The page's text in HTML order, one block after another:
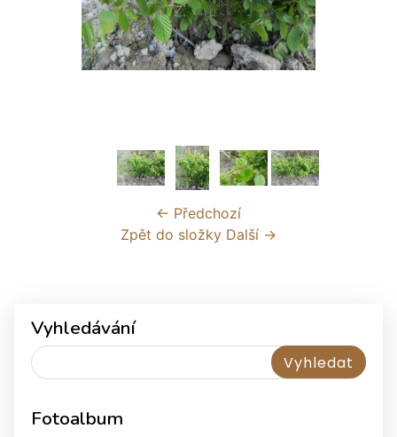
← Předchozí
Zpět do složky Další →
Vyhledávání
Fotoalbum